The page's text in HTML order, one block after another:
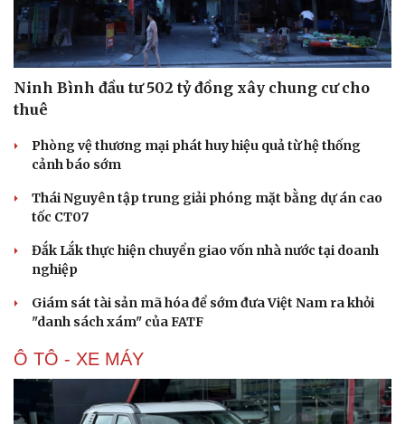
Ninh Bình đầu tư 502 tỷ đồng xây chung cư cho
thuê
Phòng vệ thương mại phát huy hiệu quả từ hệ thống
cảnh báo sớm
Thái Nguyên tập trung giải phóng mặt bằng dự án cao
tốc CT07
Đắk Lắk thực hiện chuyển giao vốn nhà nước tại doanh
nghiệp
Giám sát tài sản mã hóa để sớm đưa Việt Nam ra khỏi
"danh sách xám" của FATF
Ô TÔ - XE MÁY